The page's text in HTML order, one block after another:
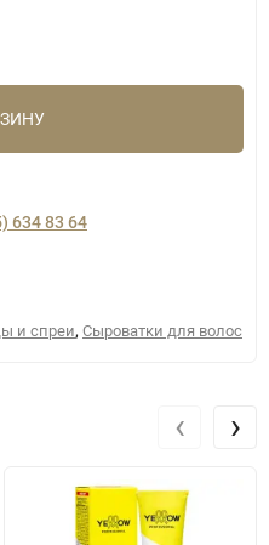
634 83 64
и спреи, Сыроватки для волос
‹ ›